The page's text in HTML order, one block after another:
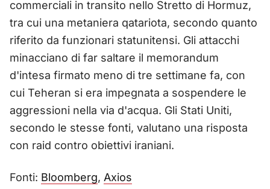
commerciali in transito nello Stretto di Hormuz,
tra cui una metaniera qatariota, secondo quanto
riferito da funzionari statunitensi. Gli attacchi
minacciano di far saltare il memorandum
d'intesa firmato meno di tre settimane fa, con
cui Teheran si era impegnata a sospendere le
aggressioni nella via d'acqua. Gli Stati Uniti,
secondo le stesse fonti, valutano una risposta
con raid contro obiettivi iraniani.
Fonti: Bloomberg, Axios